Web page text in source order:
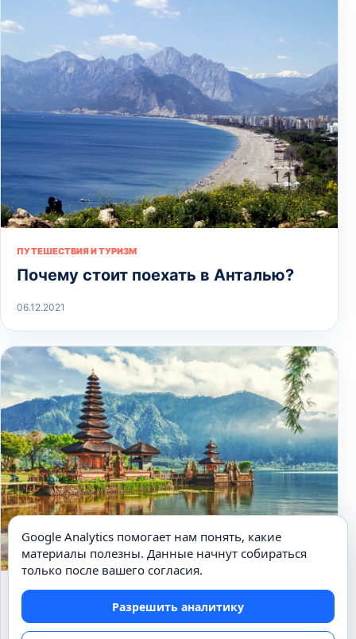
ПУТЕШЕСТВИЯ И ТУРИЗМ
Почему стоит поехать в Анталью?
06.12.2021
ПУТЕШЕСТВИЯ И ТУРИЗМ
Почему многие едут на Бали?
Google Analytics помогает нам понять, какие
материалы полезны. Данные начнут собираться
только после вашего согласия.
Разрешить аналитику